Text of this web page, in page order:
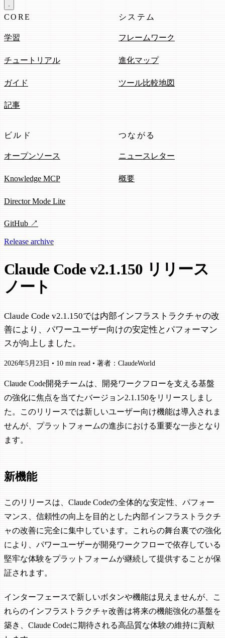
CORE
学習
チュートリアル
ガイド
記事
システム
フレームワーク
進化マップ
ツール比較地図
ビルド
オープンソース
Knowledge MCP
Director Mode Lite
GitHub ↗
つながる
ニュースレター
概要
Release archive
Claude Code v2.1.150 リリース
ノート
Claude Code v2.1.150では内部インフラストラクチャの改
善により、パワーユーザー向けの安定性とパフォーマン
スが向上しました。
2026年5月23日 • 10 min read • 著者：ClaudeWorld
Claude Code開発チームは、開発ワークフローを支える基盤
の強化に焦点を当てたバージョン2.1.150をリリースしまし
た。このリリースでは新しいユーザー向け機能は導入されま
せんが、プラットフォームの進歩における重要な一歩となり
ます。
新機能
このリリースは、Claude Codeの全体的な安定性、パフォー
マンス、信頼性の向上を目的とした内部インフラストラクチ
ャの改善に完全に集中しています。これらの舞台裏での強化
により、パワーユーザーが開発ワークフローで依存している
堅牢な体験をプラットフォームが継続して提供することが保
証されます。
インターフェースで新しいボタンや機能は見えませんが、こ
れらのインフラストラクチャ改善は将来の機能強化の基盤を
築き、Claude Codeに期待される高品質な体験の維持に貢献